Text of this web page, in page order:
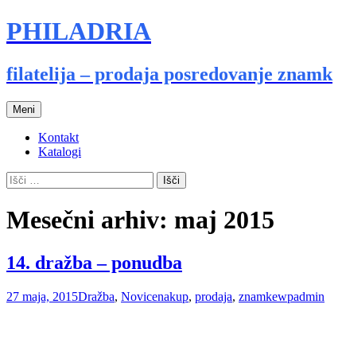
PHILADRIA
filatelija – prodaja posredovanje znamk
Meni Preskoči
na
vsebino
Kontakt
Katalogi
Išči:
Mesečni arhiv: maj 2015
14. dražba – ponudba
27 maja, 2015Dražba, Novicenakup, prodaja, znamkewpadmin